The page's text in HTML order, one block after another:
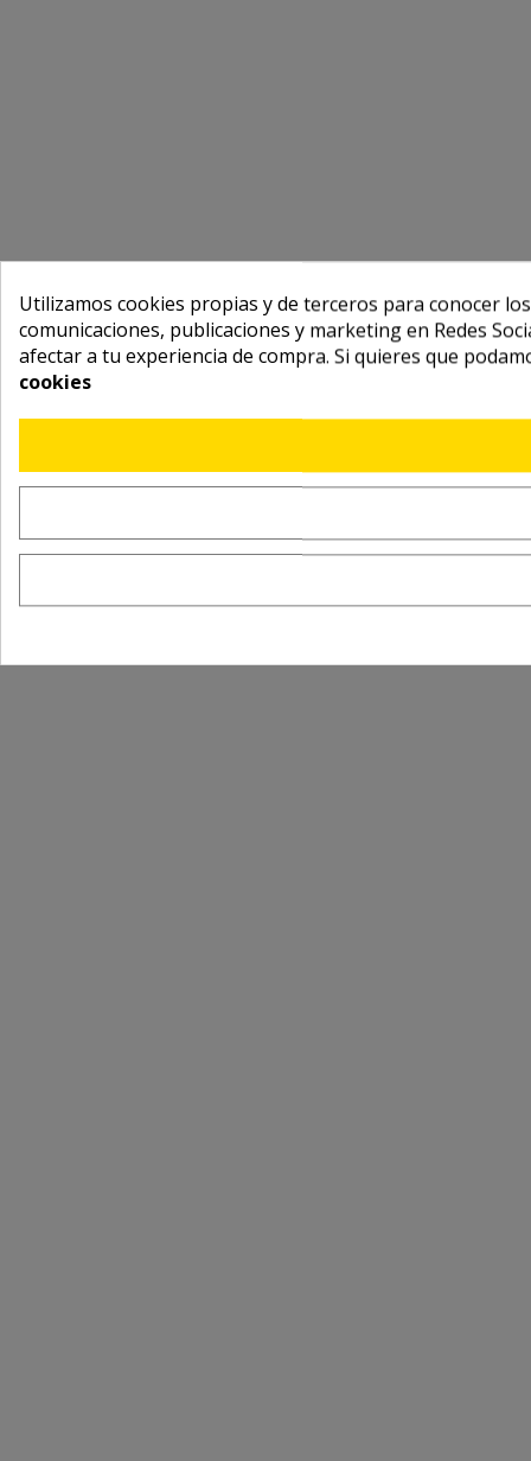
Utilizamos cookies propias y de terceros para conocer
comunicaciones, publicaciones y marketing en Redes
afectar a tu experiencia de compra. Si quieres que
cookies